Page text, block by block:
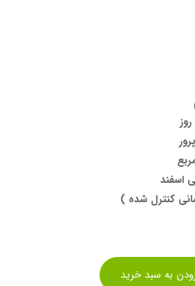
اسفند
کنترل شده )
به سبد خرید